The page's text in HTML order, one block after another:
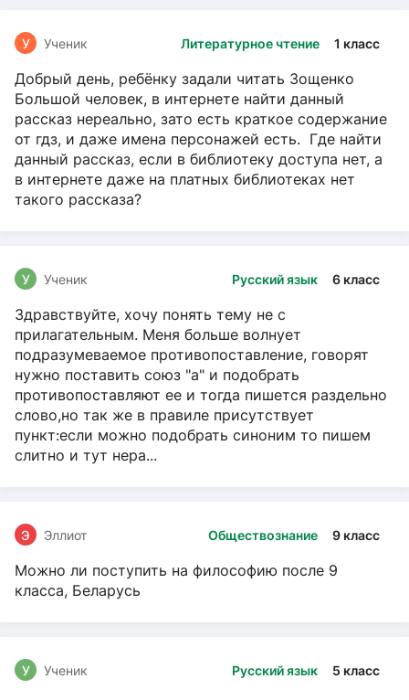
Литературное чтение 1 класс
У Ученик
Добрый день, ребёнку задали читать Зощенко
Большой человек, в интернете найти данный
рассказ нереально, зато есть краткое содержание
от гдз, и даже имена персонажей есть. Где найти
данный рассказ, если в библиотеку доступа нет, а
в интернете даже на платных библиотеках нет
такого рассказа?
Русский язык 6 класс
У Ученик
Здравствуйте, хочу понять тему не с
прилагательным. Меня больше волнует
подразумеваемое противопоставление, говорят
нужно поставить союз "а" и подобрать
противопоставляют ее и тогда пишется раздельно
слово,но так же в правиле присутствует
пункт:если можно подобрать синоним то пишем
слитно и тут нера...
Обществознание 9 класс
Э Эллиот
Можно ли поступить на философию после 9
класса, Беларусь
Русский язык 5 класс
У Ученик